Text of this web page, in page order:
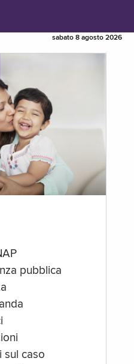
sabato 8 agosto 2026
pubblica
sul caso